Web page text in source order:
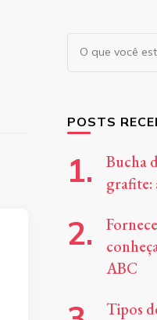
Procurando
algo?
POSTS
Bucha
grafite:
ABC
Tipos